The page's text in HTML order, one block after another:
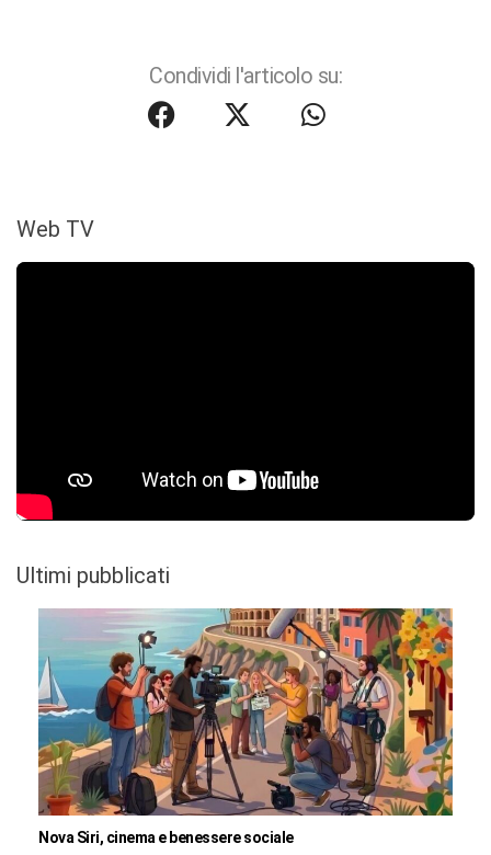
Condividi l'articolo su:
Web TV
Ultimi pubblicati
Nova Siri, cinema e benessere sociale